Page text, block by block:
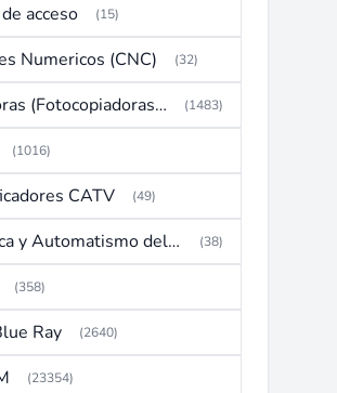
acceso (15)
Numericos (CNC) (32)
Copiadoras (Fotocopiadoras, Multifunctions, Ploter, etc) (1483)
(1016)
CATV (49)
Domotica y Automatismo del hogar (38)
(358)
Ray (2640)
(23354)